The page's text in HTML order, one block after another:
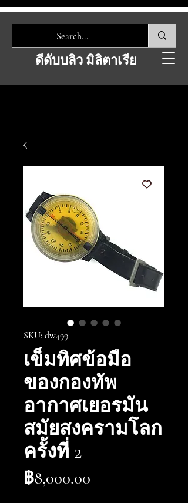
ดีดับบลิว มิลิตาเรีย
SKU: dw499
เข็มทิศข้อมือ
ของกองทัพ
อากาศเยอรมัน
สมัยสงครามโลก
ครั้งที่ 2
฿8,000.00